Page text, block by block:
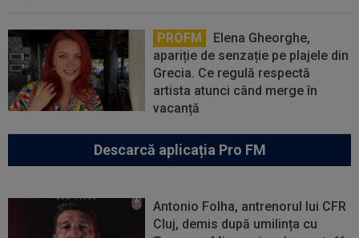
PROFM
Elena Gheorghe,
apariție de senzație pe plajele din
Grecia. Ce regulă respectă
artista atunci când merge în
vacanță
Descarcă aplicația Pro FM
Antonio Folha, antrenorul lui CFR
Cluj, demis după umilința cu